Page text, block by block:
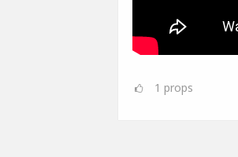
1 props